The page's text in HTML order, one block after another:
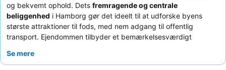
og bekvemt ophold. Dets fremragende og centrale
beliggenhed i Hamborg gør det ideelt til at udforske byens
største attraktioner til fods, med nem adgang til offentlig
transport. Ejendommen tilbyder et bemærkelsesværdigt
roser konsekvent det
Se mere